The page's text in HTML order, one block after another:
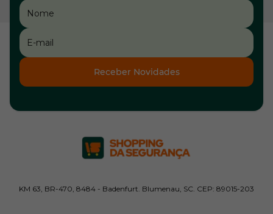
Receber Novidades
KM 63, BR-470, 8484 - Badenfurt. Blumenau, SC. CEP: 89015-203